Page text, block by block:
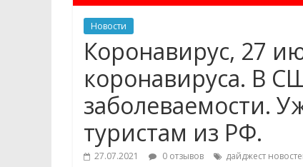
Новости
Коронавирус, 27
коронавируса. В
заболеваемости.
туристам из РФ.
27.07.2021 0 отзывов дайджест